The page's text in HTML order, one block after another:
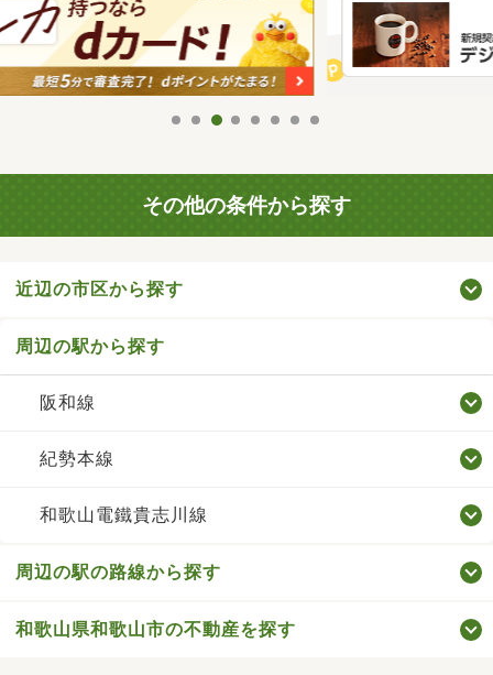
その他の条件から探す
近辺の市区から探す
周辺の駅から探す
阪和線
紀勢本線
和歌山電鐵貴志川線
周辺の駅の路線から探す
和歌山県和歌山市の不動産を探す